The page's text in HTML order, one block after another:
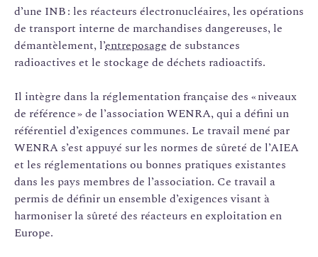
d’une INB : les réacteurs électronucléaires, les opérations
de transport interne de marchandises dangereuses, le
démantèlement, l’entreposage de substances
radioactives et le stockage de déchets radioactifs.
Il intègre dans la réglementation française des « niveaux
de référence » de l’association WENRA, qui a défini un
référentiel d’exigences communes. Le travail mené par
WENRA s’est appuyé sur les normes de sûreté de l’AIEA
et les réglementations ou bonnes pratiques existantes
dans les pays membres de l’association. Ce travail a
permis de définir un ensemble d’exigences visant à
harmoniser la sûreté des réacteurs en exploitation en
Europe.